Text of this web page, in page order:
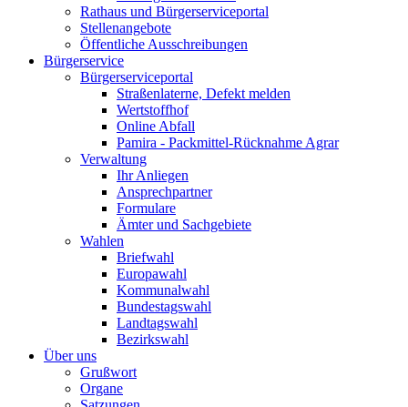
Rathaus und Bürgerserviceportal
Stellenangebote
Öffentliche Ausschreibungen
Bürgerservice
Bürgerserviceportal
Straßenlaterne, Defekt melden
Wertstoffhof
Online Abfall
Pamira - Packmittel-Rücknahme Agrar
Verwaltung
Ihr Anliegen
Ansprechpartner
Formulare
Ämter und Sachgebiete
Wahlen
Briefwahl
Europawahl
Kommunalwahl
Bundestagswahl
Landtagswahl
Bezirkswahl
Über uns
Grußwort
Organe